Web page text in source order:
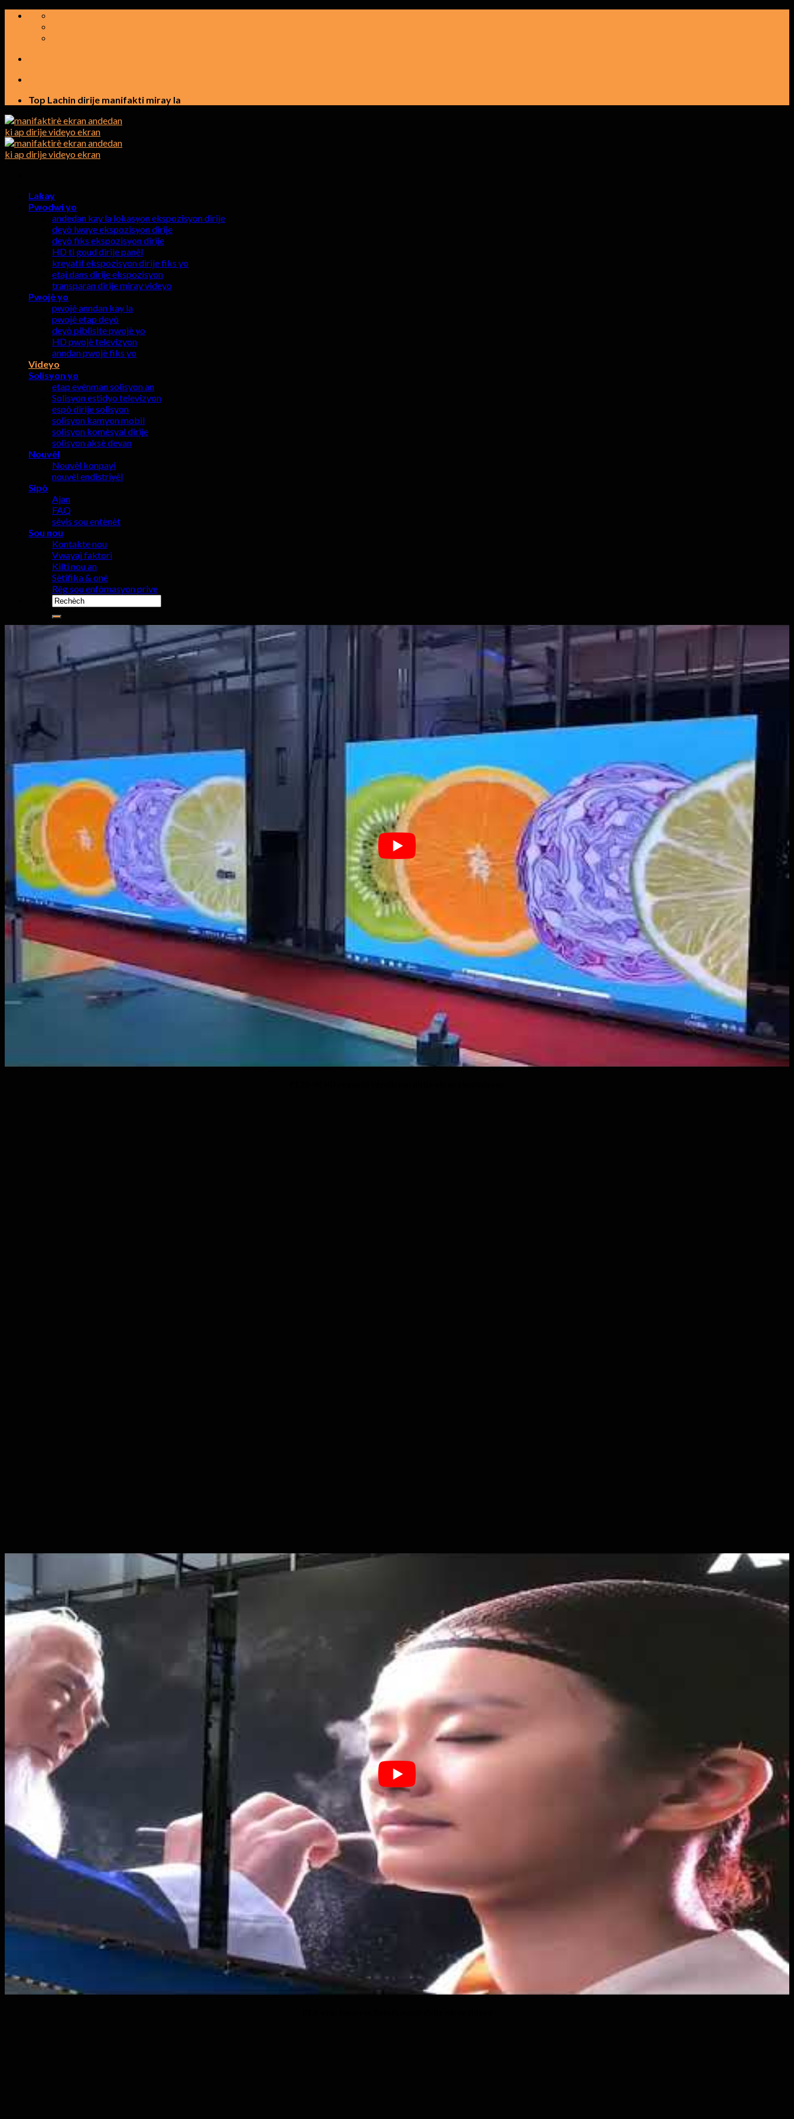
Top Lachin dirije manifakti miray la
Lakay
Pwodwi yo
andedan kay la lokasyon ekspozisyon dirije
deyò lwaye ekspozisyon dirije
deyò fiks ekspozisyon dirije
HD ti goud dirije panèl
kreyatif ekspozisyon dirije fiks yo
etaj dans dirije ekspozisyon
transparan dirije miray videyo
Pwojè yo
pwojè anndan kay la
pwojè etap deyò
deyò piblisite pwojè yo
HD pwojè televizyon
anndan pwojè fiks yo
Videyo
Solisyon yo
etap evènman solisyon an
Solisyon estidyo televizyon
espò dirije solisyon
solisyon kamyon mobil
solisyon komèsyal dirije
solisyon aksè devan
Nouvèl
Nouvèl konpayi
nouvèl endistriyèl
Sipò
Ajan
FAQ
sèvis sou entènèt
Sou nou
Kontakte nou
Vwayaj faktori
Kilti nou an
Sètifika & onè
Règ sou enfòmasyon prive
Chèche:
Pa gen pwodwi nan kabwa a.